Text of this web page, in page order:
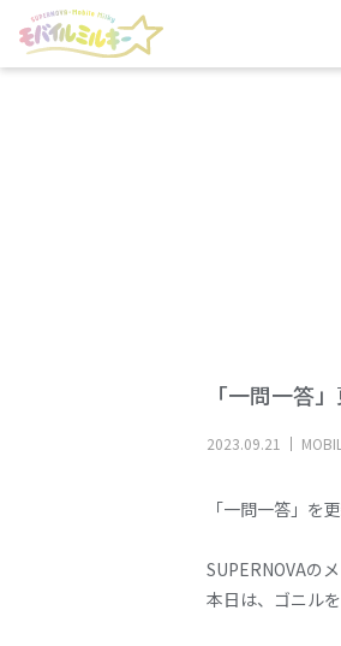
「一問一答
2023.09.21
「一問一答」を
SUPERNOVAの
本日は、ゴニル